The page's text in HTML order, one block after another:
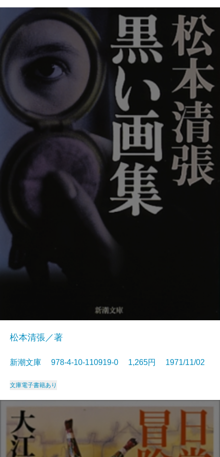
松本清張／著
新潮文庫 978-4-10-110919-0 1,265円 1971/11/02
文庫電子書籍あり